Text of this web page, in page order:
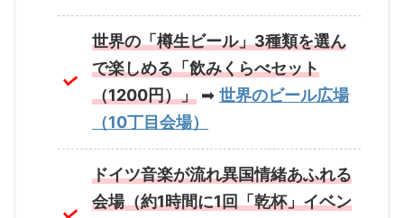
世界の「樽生ビール」3種類を選ん
で楽しめる「飲みくらべセット
（1200円）」 ➡ 世界のビール広場
（10丁目会場）
ドイツ音楽が流れ異国情緒あふれる
会場（約1時間に1回「乾杯」イベン